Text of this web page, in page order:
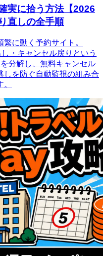
実に拾う方法【2026
直しの全手順
に動く予約サイト。
・キャンセル戻りという
分解し、無料キャンセル
しを防ぐ自動監視の組み合